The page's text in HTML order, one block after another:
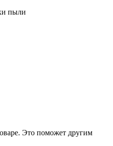
пыли
Это поможет другим